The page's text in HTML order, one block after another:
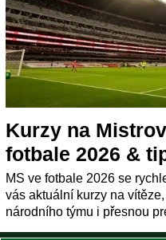
Kurzy na
fotbale 2026 &
MS ve fotbale 2026 se
vás aktuální kurzy na
národního týmu i přesnou